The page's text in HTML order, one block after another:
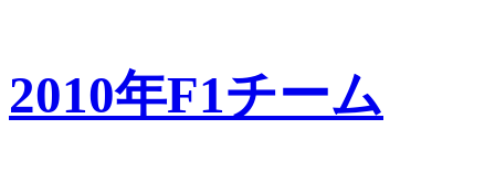
2010年F1チーム